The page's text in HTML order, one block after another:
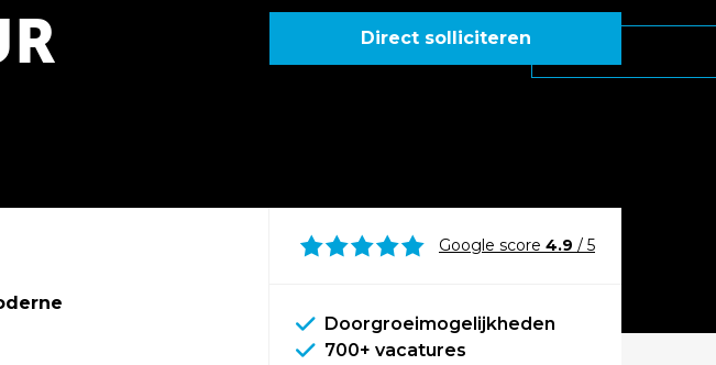
Direct solliciteren
Google score 4.9 / 5
Doorgroeimogelijkheden
700+ vacatures